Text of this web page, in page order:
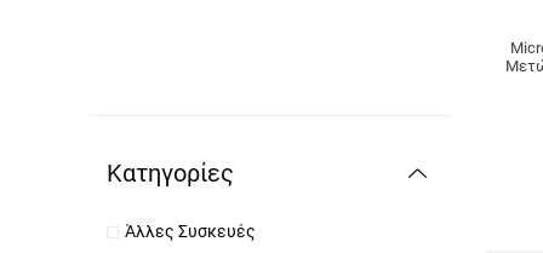
Κατηγορίες
Άλλες Συσκευές